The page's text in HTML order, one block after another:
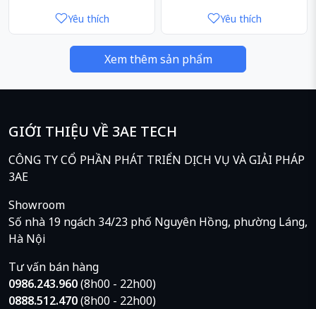
dụng / thiết kế, các máy trạm cloud, Máy trạm thiết kế,
Trải nghiệm sự khác biệt về tính năng tính toán
năng bảo mật phần cứng nâng cao đáng tin cậy.
Yêu thích
Yêu thích
Xem thêm sản phẩm
GIỚI THIỆU VỀ 3AE TECH
CÔNG TY CỔ PHẦN PHÁT TRIỂN DỊCH VỤ VÀ GIẢI PHÁP
3AE
Showroom
Số nhà 19 ngách 34/23 phố Nguyên Hồng, phường Láng,
Hà Nội
Tư vấn bán hàng
0986.243.960(8h00 - 22h00)
0888.512.470(8h00 - 22h00)